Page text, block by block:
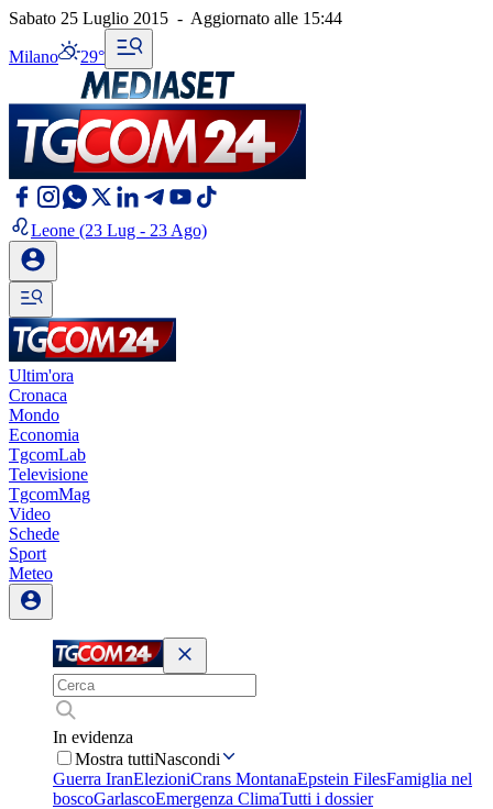
Sabato 25 Luglio 2015 - Aggiornato alle 15:44
Milano 29°
Leone (23 Lug - 23 Ago)
Ultim'ora
Cronaca
Mondo
Economia
TgcomLab
Televisione
TgcomMag
Video
Schede
Sport
Meteo
In evidenza
Mostra tuttiNascondi
Guerra IranElezioniCrans MontanaEpstein FilesFamiglia nel
boscoGarlascoEmergenza ClimaTutti i dossier